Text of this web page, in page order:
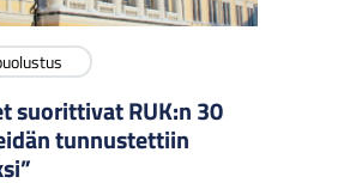
suorittivat RUK:n 30
tunnustettiin